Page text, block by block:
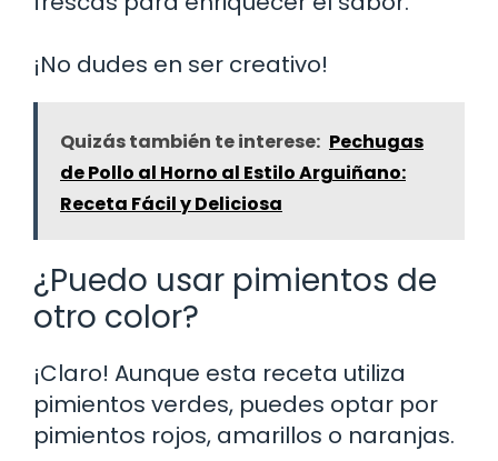
¡No dudes en ser creativo!
Quizás también te interese: Pechugas
de Pollo al Horno al Estilo Arguiñano:
Receta Fácil y Deliciosa
¿Puedo usar pimientos de
otro color?
¡Claro! Aunque esta receta utiliza
pimientos verdes, puedes optar por
pimientos rojos, amarillos o naranjas.